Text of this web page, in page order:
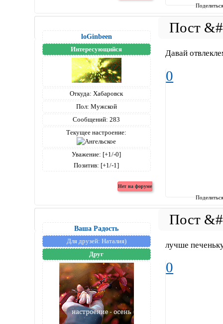
loGinbeen
Интересующийся
Откуда: Хабаровск
Пол: Мужской
Сообщений: 283
Текущее настроение:
Уважение: [+1/-0]
Позитив: [+1/-1]
Давай
0
Ваша Радость
Для друзей: Наталия)
Друг
лучше
0